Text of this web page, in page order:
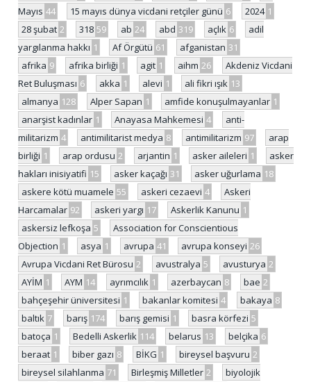
Mayıs 44 15 mayıs dünya vicdani retçiler günü 6 2024 1
28 şubat 2 318 59 ab 24 abd 319 açlık 6
adil
yargılanma hakkı 1 Af Örgütü 61 afganistan 31
afrika 9 afrika birliği 1 agit 1 aihm 26
Akdeniz Vicdani
Ret Buluşması 6 akka 1 alevi 1 ali fikri ışık 13
almanya 128 Alper Sapan 1 amfide konuşulmayanlar 1
anarşist kadınlar 1 Anayasa Mahkemesi 4
anti-
militarizm 4 antimilitarist medya 8 antimilitarizm 97
arap
birliği 1 arap ordusu 2 arjantin 1 asker aileleri 1
asker
hakları inisiyatifi 15 asker kaçağı 31 asker uğurlama 18
askere kötü muamele 55 askeri cezaevi 4
Askeri
Harcamalar 92 askeri yargı 17 Askerlik Kanunu 1
askersiz lefkoşa 5
Association for Conscientious
Objection 1 asya 1 avrupa 41 avrupa konseyi 26
Avrupa Vicdani Ret Bürosu 2 avustralya 5 avusturya 2
AYİM 1 AYM 14 ayrımcılık 1 azerbaycan 8 bae 2
bahçeşehir üniversitesi 1 bakanlar komitesi 4 bakaya 8
baltık 7 barış 174 barış gemisi 1 basra körfezi 5
batoça 1 Bedelli Askerlik 114 belarus 13 belçika 6
beraat 1 biber gazı 8 BİKG 1 bireysel başvuru 2
bireysel silahlanma 71 Birleşmiş Milletler 2
biyolojik